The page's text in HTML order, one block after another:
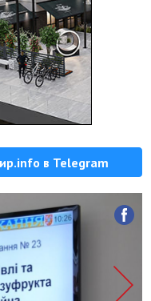
в Telegram